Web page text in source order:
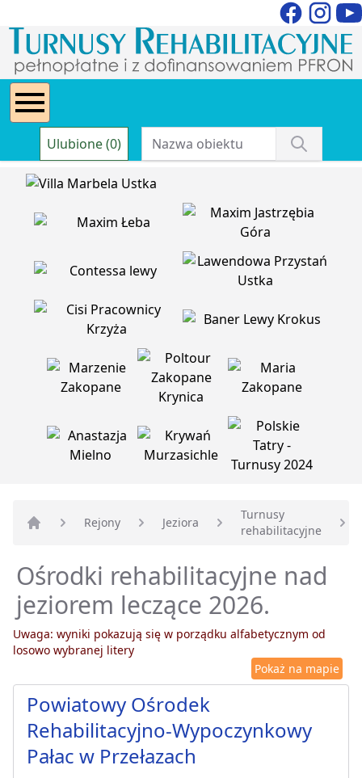
Ulubione (0)
Rejony Jeziora
Turnusy
rehabilitacyjne
Ośrodki rehabilitacyjne nad
jeziorem leczące 2026.
Uwaga: wyniki pokazują się w porządku alfabetycznym od
losowo wybranej litery
Pokaż na mapie
Powiatowy Ośrodek
Rehabilitacyjno-Wypoczynkowy
Pałac w Przełazach